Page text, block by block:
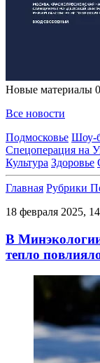
Новые материалы 0
Все новости
Подмосковье Шоу-
Спецоперация на
Культура Здоровье
Главная Рубрики
18 февраля 2025,
В
тепло